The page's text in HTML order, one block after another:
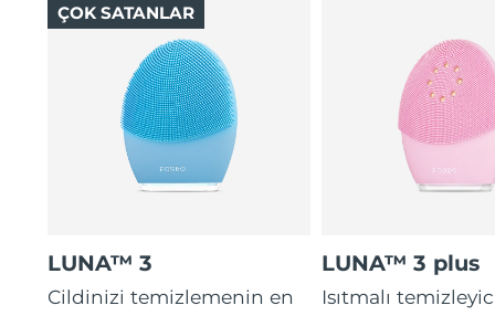
LUNA™ 3
Cildinizi temizlemenin en
ÇOK SATANLAR
LUNA™ 3 plus
Isıtmalı